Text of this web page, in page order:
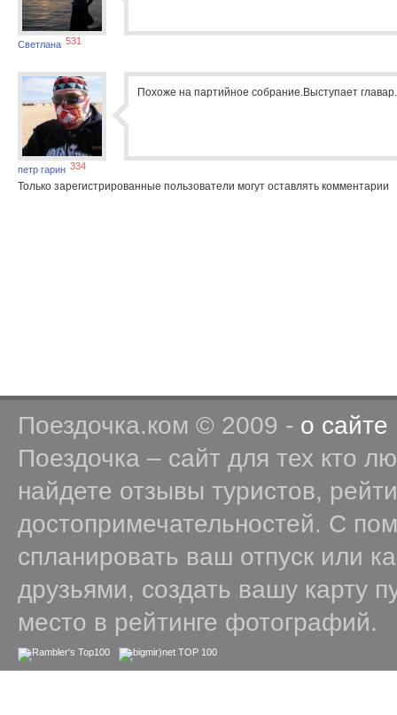
Светлана 531
петр гарин 334
Похоже на партийное собрание.Выступает главар.
Только зарегистрированные пользователи могут оставлять комментарии
Поездочка.ком © 2009 - о сайте
Поездочка – сайт для тех кто
найдете отзывы туристов,
достопримечательностей. С
спланировать ваш отпуск или
друзьями, создать вашу карту
место в рейтинге фотографий.